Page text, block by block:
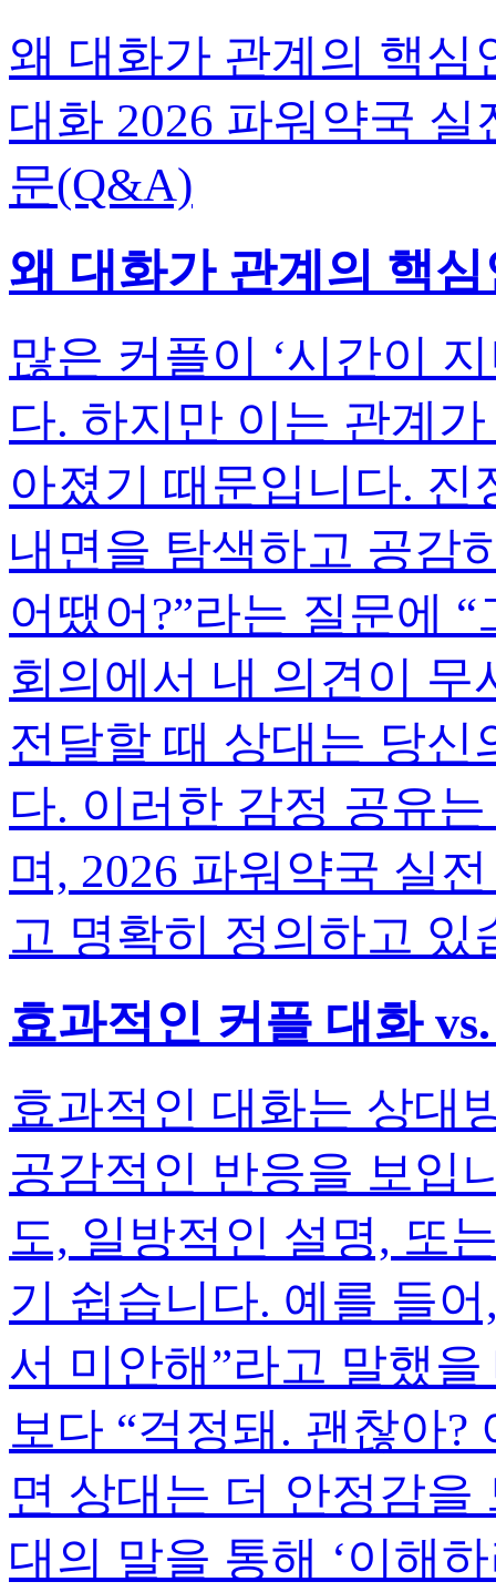
왜 대화가 관계의 핵심
대화 2026 파워약국
문(Q&A)
왜 대화가 관계의 핵심
많은 커플이 ‘시간이
다. 하지만 이는 관계
아졌기 때문입니다.
내면을 탐색하고 공감
어땠어?”라는 질문에
회의에서 내 의견이 무
전달할 때 상대는 당신
다. 이러한 감정 공유
며, 2026 파워약국 실
고 명확히 정의하고 있
효과적인 커플 대화
효과적인 대화는 상대
공감적인 반응을 보입
도, 일방적인 설명, 또
기 쉽습니다. 예를 들
서 미안해”라고 말했
보다 “걱정돼. 괜찮아?
면 상대는 더 안정감
대의 말을 통해 ‘이해